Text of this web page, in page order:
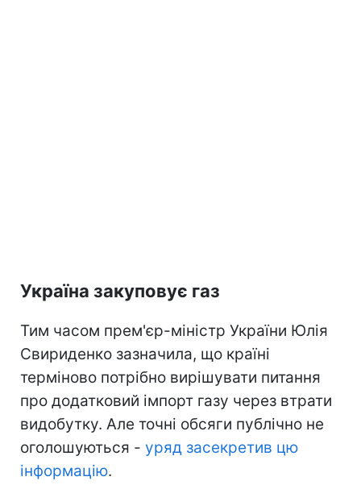
Україна закуповує газ
Тим часом прем'єр-міністр України Юлія
Свириденко зазначила, що країні
терміново потрібно вирішувати питання
про додатковий імпорт газу через втрати
видобутку. Але точні обсяги публічно не
оголошуються - уряд засекретив цю
інформацію.